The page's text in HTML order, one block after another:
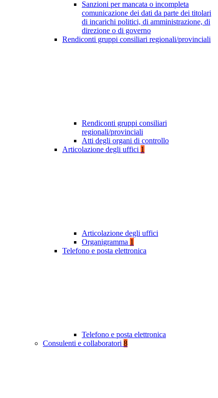
Sanzioni per mancata o incompleta
comunicazione dei dati da parte dei titolari
di incarichi politici, di amministrazione, di
direzione o di governo
Rendiconti gruppi consiliari regionali/provinciali
Rendiconti gruppi consiliari
regionali/provinciali
Atti degli organi di controllo
Articolazione degli uffici 1
Articolazione degli uffici
Organigramma 1
Telefono e posta elettronica
Telefono e posta elettronica
Consulenti e collaboratori 8